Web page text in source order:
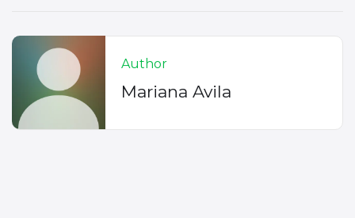
Author
Mariana Avila